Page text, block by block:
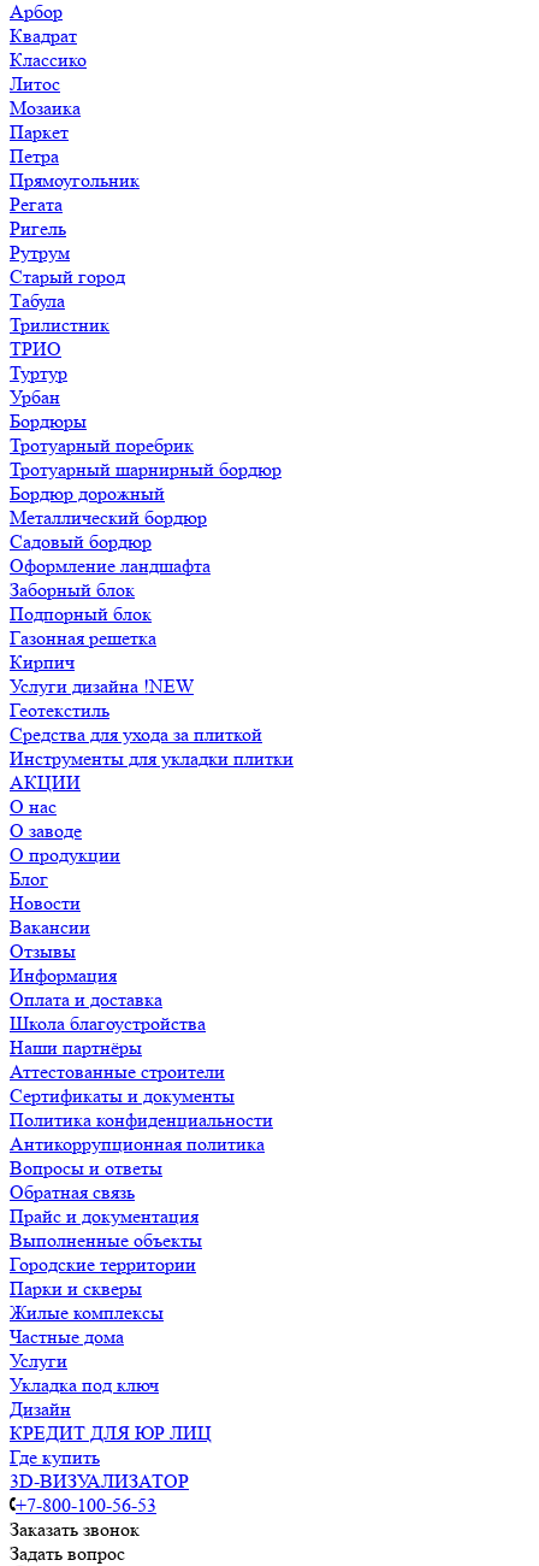
Арбор
Квадрат
Классико
Литос
Мозаика
Паркет
Петра
Прямоугольник
Регата
Ригель
Рутрум
Старый город
Табула
Трилистник
ТРИО
Туртур
Урбан
Бордюры
Тротуарный поребрик
Тротуарный шарнирный бордюр
Бордюр дорожный
Металлический бордюр
Садовый бордюр
Оформление ландшафта
Заборный блок
Подпорный блок
Газонная решетка
Кирпич
Услуги дизайна !NEW
Геотекстиль
Средства для ухода за плиткой
Инструменты для укладки плитки
АКЦИИ
О нас
О заводе
О продукции
Блог
Новости
Вакансии
Отзывы
Информация
Оплата и доставка
Школа благоустройства
Наши партнёры
Аттестованные строители
Сертификаты и документы
Политика конфиденциальности
Антикоррупционная политика
Вопросы и ответы
Обратная связь
Прайс и документация
Выполненные объекты
Городские территории
Парки и скверы
Жилые комплексы
Частные дома
Услуги
Укладка под ключ
Дизайн
КРЕДИТ ДЛЯ ЮР ЛИЦ
Где купить
3D-ВИЗУАЛИЗАТОР
+7-800-100-56-53
Заказать звонок
Задать вопрос